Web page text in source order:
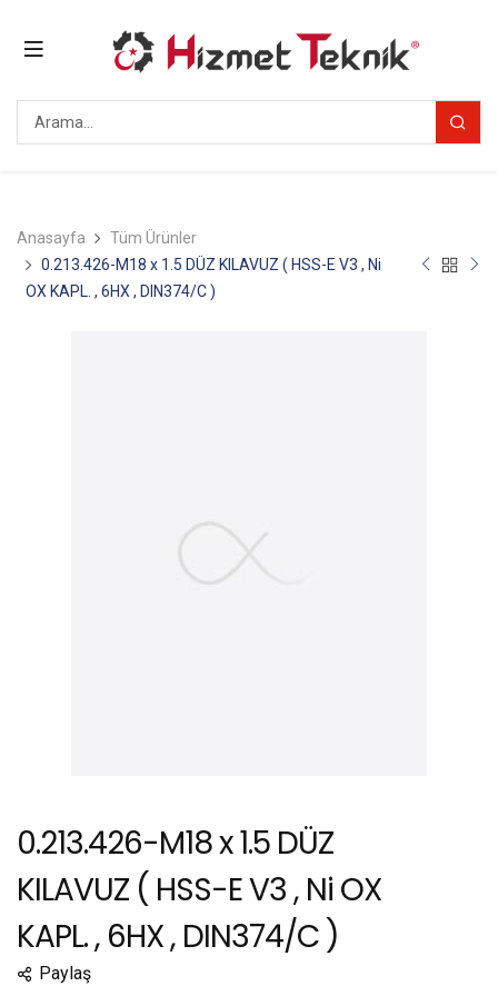
Anasayfa
Tüm Ürünler
0.213.426-M18 x 1.5 DÜZ KILAVUZ ( HSS-E V3 , Ni
OX KAPL. , 6HX , DIN374/C )
0.213.426-M18 x 1.5 DÜZ
KILAVUZ ( HSS-E V3 , Ni OX
KAPL. , 6HX , DIN374/C )
Paylaş